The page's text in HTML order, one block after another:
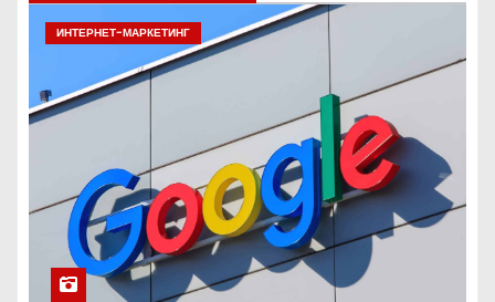
ИНТЕРНЕТ-МАРКЕТИНГ